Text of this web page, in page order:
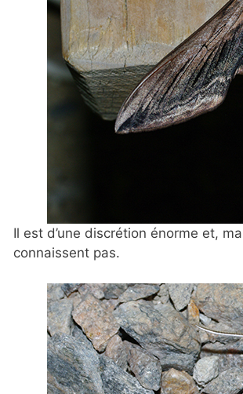
Il est d’une discrétion énorme et,
connaissent pas.